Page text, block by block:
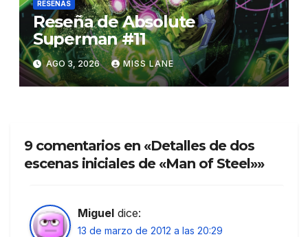
RESEÑAS
Reseña de Absolute
Superman #11
AGO 3, 2026 MISS LANE
9 comentarios en «Detalles de dos
escenas iniciales de «Man of Steel»»
Miguel dice:
13 de marzo de 2012 a las 20:29